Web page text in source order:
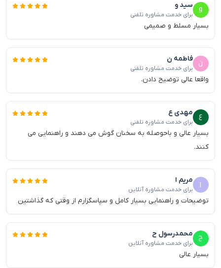
سید و
برای خدمت مشاوره تلفنی
بسیار مسلط و صمیمی
فاطمه ن
برای خدمت مشاوره تلفنی
واقعا عالی توضیح دادن.
مهدی ع
برای خدمت مشاوره تلفنی
بسیار عالی و باحوصله به سخنان گوش می دهند و راهنمایی می
کنند.
مریم ا
برای خدمت مشاوره آنلاین
توضیحات و راهنمایی بسیار کامل و سپاسگزارم از وقتی که گذاشتین
محمدرسول ح
برای خدمت مشاوره آنلاین
بسیار عالی